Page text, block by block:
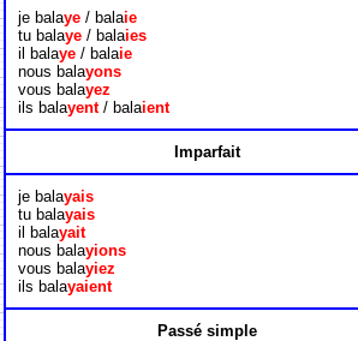
je balaye / balaie
tu balaye / balaies
il balaye / balaie
nous balayons
vous balayez
ils balayent/ balaient
Imparfait
je balayais
tu balayais
il balayait
nous balayions
vous balayiez
ils balayaient
Passé simple